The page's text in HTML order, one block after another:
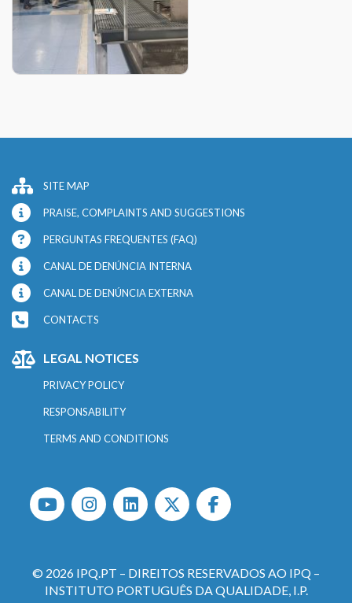
SITE MAP
PRAISE, COMPLAINTS AND SUGGESTIONS
PERGUNTAS FREQUENTES (FAQ)
CANAL DE DENÚNCIA INTERNA
CANAL DE DENÚNCIA EXTERNA
CONTACTS
LEGAL NOTICES
PRIVACY POLICY
RESPONSABILITY
TERMS AND CONDITIONS
© 2026 IPQ.PT – DIREITOS RESERVADOS AO IPQ –
INSTITUTO PORTUGUÊS DA QUALIDADE, I.P.